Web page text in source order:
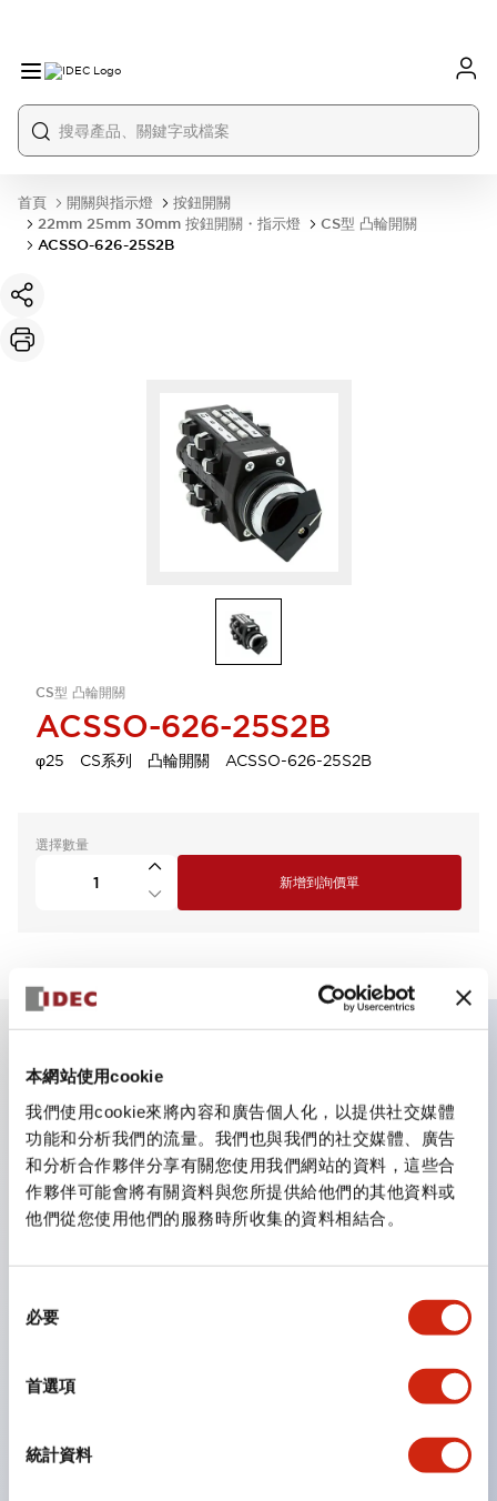
本網站使用cookie
我們使用cookie來將內容和廣告個人化，以提供社交媒體
功能和分析我們的流量。我們也與我們的社交媒體、廣告
和分析合作夥伴分享有關您使用我們網站的資料，這些合
作夥伴可能會將有關資料與您所提供給他們的其他資料或
他們從您使用他們的服務時所收集的資料相結合。
必要
首選項
統計資料
首頁 開關與指示燈
按鈕開關
22mm 25mm 30mm 按鈕開關・指示燈
CS型 凸輪開關
ACSSO-626-25S2B
CS型 凸輪開關
ACSSO-626-25S2B
φ25 CS系列 凸輪開關 ACSSO-626-25S2B
選擇數量
新增到詢價單
主要特點
CS型凸輪開關是方便用於設備的開關和切換，適用範圍廣
泛的操作開關器。
提供72種標準迴路
透過6種形式與接點模組段數的組合，可實現各種接點構
造。
配備可確認接點狀態的指示燈，並提供手柄操作型、鑰匙
手柄可從6種中選擇